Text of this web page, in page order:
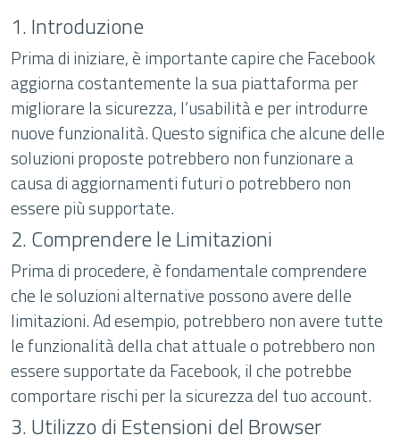
1. Introduzione
Prima di iniziare, è importante capire che Facebook
aggiorna costantemente la sua piattaforma per
migliorare la sicurezza, l’usabilità e per introdurre
nuove funzionalità. Questo significa che alcune delle
soluzioni proposte potrebbero non funzionare a
causa di aggiornamenti futuri o potrebbero non
essere più supportate.
2. Comprendere le Limitazioni
Prima di procedere, è fondamentale comprendere
che le soluzioni alternative possono avere delle
limitazioni. Ad esempio, potrebbero non avere tutte
le funzionalità della chat attuale o potrebbero non
essere supportate da Facebook, il che potrebbe
comportare rischi per la sicurezza del tuo account.
3. Utilizzo di Estensioni del Browser